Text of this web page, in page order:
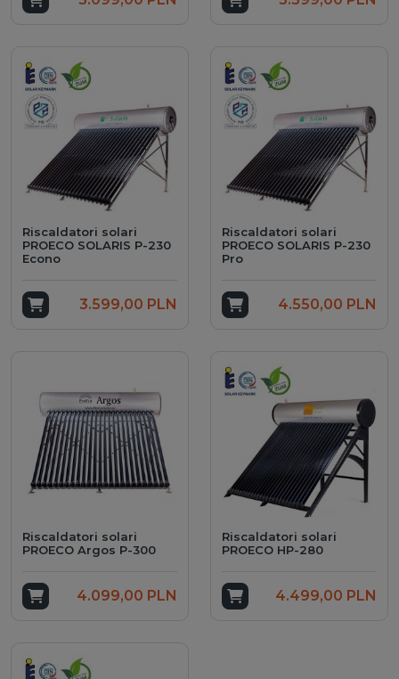
Riscaldatori solari
PROECO SOLARIS P-230
Econo
Add to cart
3.599,00 PLN
Riscaldatori solari
PROECO SOLARIS P-230
Pro
Add to cart
4.550,00 PLN
Riscaldatori solari
PROECO Argos P-300
Add to cart
4.099,00 PLN
Riscaldatori solari
PROECO HP-280
Add to cart
4.499,00 PLN